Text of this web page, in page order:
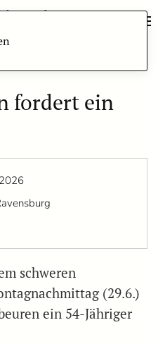
fordert ein
schweren
(29.6.)
ein 54-Jähriger